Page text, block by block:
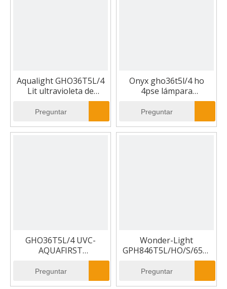
Aqualight GHO36T5L/4
Lit ultravioleta de
reemplazo de lámpara
ultravioleta
Preguntar
Onyx gho36t5l/4 ho
4pse lámpara
Preguntar
GHO36T5L/4 UVC-
AQUAFIRST
GHO36T5L/4P/90W
Lámpara ultravioleta
Preguntar
Wonder-Light
GPH846T5L/HO/S/65W
Reemplazo de la
lámpara UV
Preguntar